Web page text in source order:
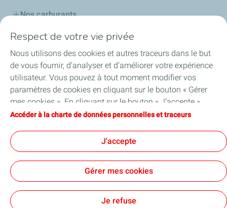
Nos carburants
Lubrifiants
Lubrifiants pour les professionnels
Carte TotalEnergies
Découvrir TotalEnergies
Accessibilité: partiellement conforme
Respect de votre vie privée
Nous utilisons des cookies et autres traceurs dans le but
de vous fournir, d’analyser et d’améliorer votre expérience
utilisateur. Vous pouvez à tout moment modifier vos
paramètres de cookies en cliquant sur le bouton « Gérer
mes cookies ». En cliquant sur le bouton « J’accepte »,
vous acceptez le dépôt de l’ensemble des cookies. Dans le
techniques nécessaires au bon fonctionnement du site
seront utilisés. Pour plus d’informations, vous pouvez
consulter la page « Charte de données personnelles et
traceurs ».
Accéder à la charte de données personnelles et traceurs
J'accepte
Gérer mes cookies
Je refuse